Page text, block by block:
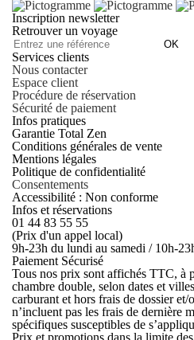
Inscription newsletter
Retrouver un voyage
OK
Services clients
Nous contacter
Espace client
Procédure de réservation
Sécurité de paiement
Infos pratiques
Garantie Total Zen
Conditions générales de vente
Mentions légales
Politique de confidentialité
Consentements
Accessibilité : Non conforme
Infos et réservations
01 44 83 55 55
(Prix d'un appel local)
9h-23h du lundi au samedi / 10h-
Paiement Sécurisé
Tous nos prix sont affichés TTC, à
chambre double, selon dates et
carburant et hors frais de dossier et/
n’incluent pas les frais de dernière
spécifiques susceptibles de
Prix et promotions dans la limite